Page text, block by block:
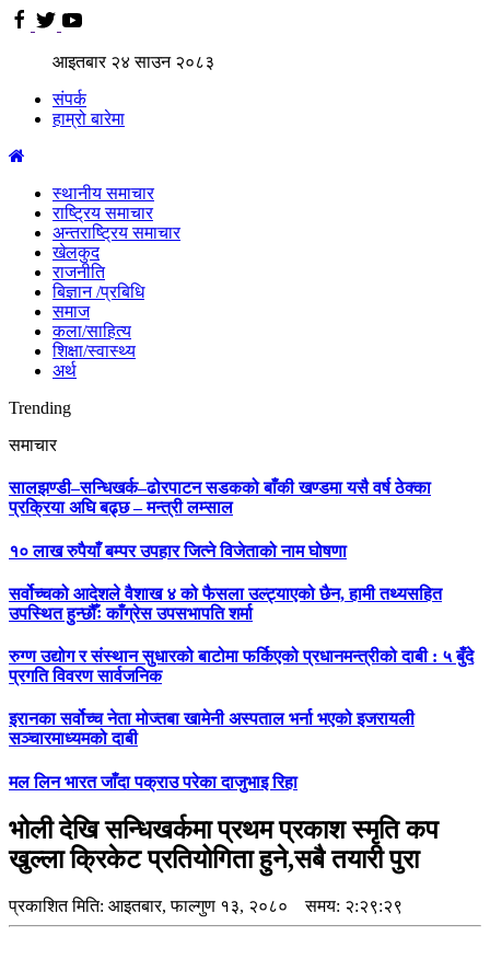
आइतबार २४साउन २०८३
संपर्क
हाम्रो बारेमा
स्थानीय समाचार
राष्ट्रिय समाचार
अन्तराष्ट्रिय समाचार
खेलकुद
राजनीति
बिज्ञान /प्रबिधि
समाज
कला/साहित्य
शिक्षा/स्वास्थ्य
अर्थ
Trending
समाचार
सालझण्डी–सन्धिखर्क–ढोरपाटन सडकको बाँकी खण्डमा यसै वर्ष ठेक्का
प्रक्रिया अघि बढ्छ – मन्त्री लम्साल
१० लाख रुपैयाँ बम्पर उपहार जित्ने विजेताको नाम घोषणा
सर्वोच्चको आदेशले वैशाख ४ को फैसला उल्ट्याएको छैन, हामी तथ्यसहित
उपस्थित हुन्छौँः काँग्रेस उपसभापति शर्मा
रुग्ण उद्योग र संस्थान सुधारको बाटोमा फर्किएको प्रधानमन्त्रीको दाबी : ५ बुँदे
प्रगति विवरण सार्वजनिक
इरानका सर्वोच्च नेता मोज्तबा खामेनी अस्पताल भर्ना भएको इजरायली
सञ्चारमाध्यमको दाबी
मल लिन भारत जाँदा पक्राउ परेका दाजुभाइ रिहा
भोली देखि सन्धिखर्कमा प्रथम प्रकाश स्मृति कप
खुल्ला क्रिकेट प्रतियोगिता हुने,सबै तयारी पुरा
प्रकाशित मिति: आइतबार, फाल्गुण १३, २०८० समय: २:२९:२९